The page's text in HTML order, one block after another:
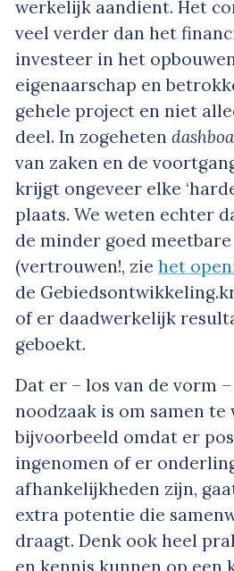
werkelijk aandient. Het
veel verder dan het
investeer in het
eigenaarschap en
gehele project en niet
deel. In zogeheten
van zaken en de
krijgt ongeveer elke
plaats. We weten echter
de minder goed
(vertrouwen!, zie het
de
of er daadwerkelijk
geboekt.
Dat er – los van de vorm
noodzaak is om samen te
bijvoorbeeld omdat er
ingenomen of er
afhankelijkheden zijn,
extra potentie die
draagt. Denk ook heel